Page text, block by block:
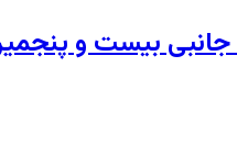
بیست و